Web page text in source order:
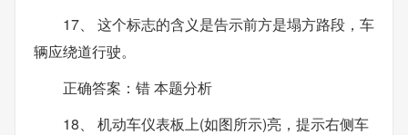
17、 这个标志的含义是告示前方是塌方路段，车
辆应绕道行驶。
正确答案：错 本题分析
18、 机动车仪表板上(如图所示)亮，提示右侧车